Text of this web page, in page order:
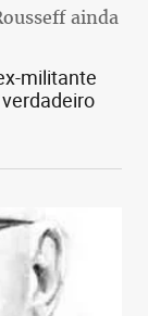
ainda
militante